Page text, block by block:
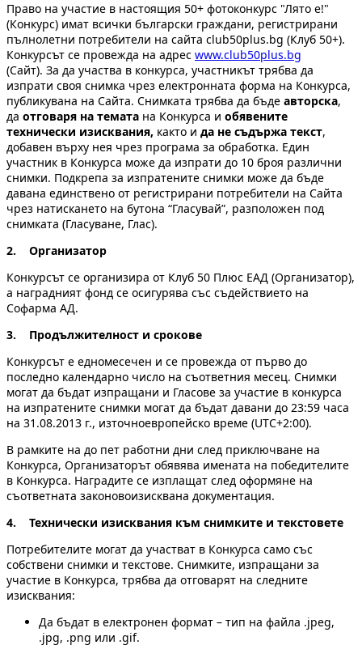
Право на участие в настоящия 50+ фотоконкурс "Лято е!"
(Конкурс) имат всички български граждани, регистрирани
пълнолетни потребители на сайта club50plus.bg (Клуб 50+).
Конкурсът се провежда на адрес www.club50plus.bg
(Сайт). За да участва в конкурса, участникът трябва да
изпрати своя снимка чрез електронната форма на Конкурса,
публикувана на Сайта. Снимката трябва да бъде авторска,
да отговаря на темата на Конкурса и обявените
технически изисквания, както и да не съдържа текст,
добавен върху нея чрез програма за обработка. Един
участник в Конкурса може да изпрати до 10 броя различни
снимки. Подкрепа за изпратените снимки може да бъде
давана единствено от регистрирани потребители на Сайта
чрез натискането на бутона “Гласувай”, разположен под
снимката (Гласуване, Глас).
2. Организатор
Конкурсът се организира от Клуб 50 Плюс ЕАД (Организатор),
а наградният фонд се осигурява със съдействието на
Софарма АД.
3. Продължителност и срокове
Конкурсът е едномесечен и се провежда от първо до
последно календарно число на съответния месец. Снимки
могат да бъдат изпращани и Гласове за участие в конкурса
на изпратените снимки мoгат да бъдат давани до 23:59 часа
на 31.08.2013 г., източноевропейско време (UTC+2:00).
В рамките на до пет работни дни след приключване на
Конкурса, Организаторът обявява имената на победителите
в Конкурса. Наградите се изплащат след оформяне на
съответната законовоизисквана документация.
4. Технически изисквания към снимките и текстовете
Потребителите могат да участват в Конкурса само със
собствени снимки и текстове. Снимките, изпращани за
участие в Конкурса, трябва да отговарят на следните
изисквания:
Да бъдат в електронен формат – тип на файла .jpeg,
.jpg, .png или .gif.